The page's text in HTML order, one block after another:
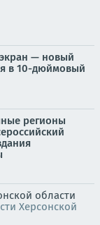
— новый
в 10-дюймовый
регионы
области
Херсонской